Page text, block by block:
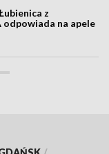
z
odpowiada na apele